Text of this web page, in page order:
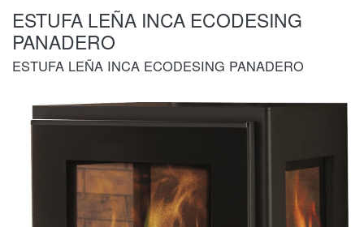
ESTUFA LEÑA INCA ECODESING
PANADERO
ESTUFA LEÑA INCA ECODESING PANADERO